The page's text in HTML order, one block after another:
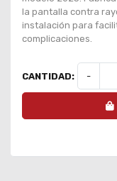
la pantalla contra
instalación para
complicaciones.
CANTIDAD: -